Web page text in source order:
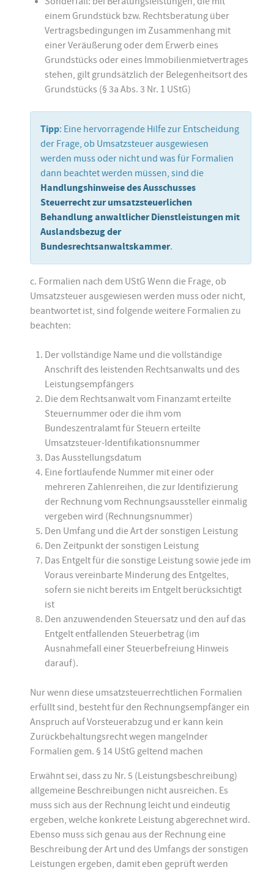
einem Grundstück bzw. Rechtsberatung über
Vertragsbedingungen im Zusammenhang mit
einer Veräußerung oder dem Erwerb eines
Grundstücks oder eines Immobilienmietvertrages
stehen, gilt grundsätzlich der Belegenheitsort des
Grundstücks (§ 3a Abs. 3 Nr. 1 UStG)
Tipp: Eine hervorragende Hilfe zur Entscheidung
der Frage, ob Umsatzsteuer ausgewiesen
werden muss oder nicht und was für Formalien
dann beachtet werden müssen, sind die
Handlungshinweise des Ausschusses
Steuerrecht zur umsatzsteuerlichen
Behandlung anwaltlicher Dienstleistungen mit
Auslandsbezug der
Bundesrechtsanwaltskammer.
c. Formalien nach dem UStG Wenn die Frage, ob
Umsatzsteuer ausgewiesen werden muss oder nicht,
beantwortet ist, sind folgende weitere Formalien zu
beachten:
Der vollständige Name und die vollständige
Anschrift des leistenden Rechtsanwalts und des
Leistungsempfängers
Die dem Rechtsanwalt vom Finanzamt erteilte
Steuernummer oder die ihm vom
Bundeszentralamt für Steuern erteilte
Umsatzsteuer-Identifikationsnummer
Das Ausstellungsdatum
Eine fortlaufende Nummer mit einer oder
mehreren Zahlenreihen, die zur Identifizierung
der Rechnung vom Rechnungsaussteller einmalig
vergeben wird (Rechnungsnummer)
Den Umfang und die Art der sonstigen Leistung
Den Zeitpunkt der sonstigen Leistung
Das Entgelt für die sonstige Leistung sowie jede im
Voraus vereinbarte Minderung des Entgeltes,
sofern sie nicht bereits im Entgelt berücksichtigt
ist
Den anzuwendenden Steuersatz und den auf das
Entgelt entfallenden Steuerbetrag (im
Ausnahmefall einer Steuerbefreiung Hinweis
darauf).
Nur wenn diese umsatzsteuerrechtlichen Formalien
erfüllt sind, besteht für den Rechnungsempfänger ein
Anspruch auf Vorsteuerabzug und er kann kein
Zurückbehaltungsrecht wegen mangelnder
Formalien gem. § 14 UStG geltend machen
Erwähnt sei, dass zu Nr. 5 (Leistungsbeschreibung)
allgemeine Beschreibungen nicht ausreichen. Es
muss sich aus der Rechnung leicht und eindeutig
ergeben, welche konkrete Leistung abgerechnet wird.
Ebenso muss sich genau aus der Rechnung eine
Beschreibung der Art und des Umfangs der sonstigen
Leistungen ergeben, damit eben geprüft werden